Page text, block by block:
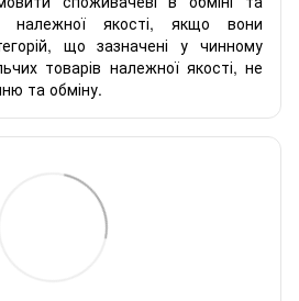
належної якості, якщо вони
що зазначені у чинному
товарів належної якості, не
та обміну.